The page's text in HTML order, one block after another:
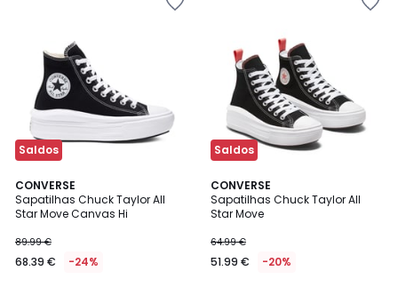
aplicado.
Saldos
CONVERSE
Sapatilhas Chuck Taylor All
Star Move Canvas Hi
89.99 €
68.39 € -24%
4,7
/ 5
Saldos
CONVERSE
Sapatilhas Chuck Taylor All
Star Move
64.99 €
51.99 € -20%
5
/
5